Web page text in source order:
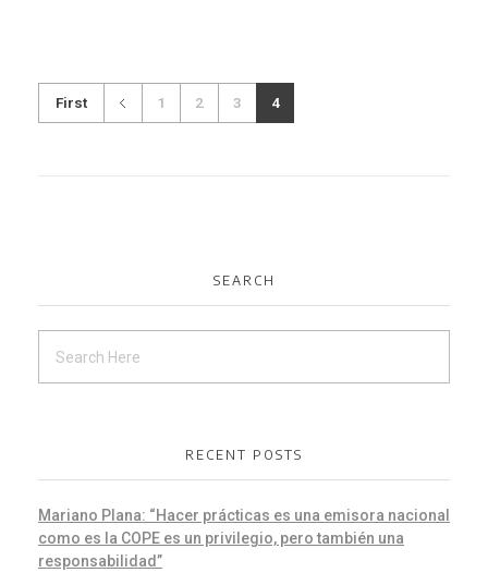
First 1 2 3 4
SEARCH
RECENT POSTS
Mariano Plana: “Hacer prácticas es una emisora nacional
como es la COPE es un privilegio, pero también una
responsabilidad”